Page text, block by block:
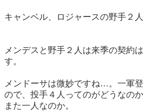
キャンベル、ロジャースの野手２人
メンデスと野手２人は来季の契約
す。
メンドーサは微妙ですね…。一軍
ので、投手４人ってのがどうなの
また一人なのか。